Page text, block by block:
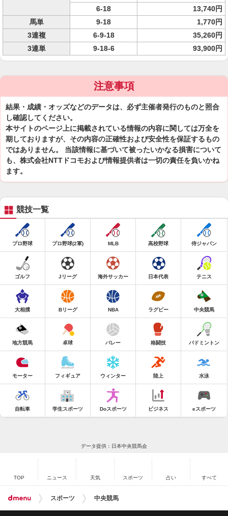
6-18
13,740円
馬単
9-18
1,770円
3連複
6-9-18
35,260円
3連単
9-18-6 93,900円
注意事項
結果・成績・オッズなどのデータは、必ず主催者発行のものと照合
し確認してください。
本サイトのページ上に掲載されている情報の内容に関しては万全を
期しておりますが、その内容の正確性および安全性を保証するもの
ではありません。 当該情報に基づいて被ったいかなる損害について
も、株式会社NTTドコモおよび情報提供者は一切の責任を負いかね
ます。
競技一覧
プロ野球 プロ野球(2軍) MLB 高校野球 侍ジャパン
ゴルフ Jリーグ 海外サッカー 日本代表 テニス
大相撲 Bリーグ NBA ラグビー 中央競馬
地方競馬 卓球 バレー 格闘技 バドミントン
モーター フィギュア ウィンター 陸上 水泳
自転車 学生スポーツ Doスポーツ ビジネス eスポーツ
データ提供：日本中央競馬会
TOP ニュース 天気 スポーツ 占い すべて
スポーツ 中央競馬